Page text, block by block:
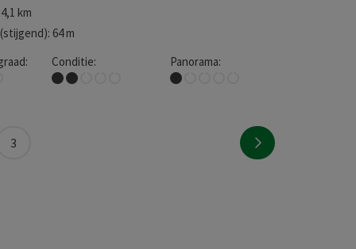
km
64 m
Conditie:
Gemakkelijk
Panorama:
Nauwelijks uitzicht
3 Volgende pagina